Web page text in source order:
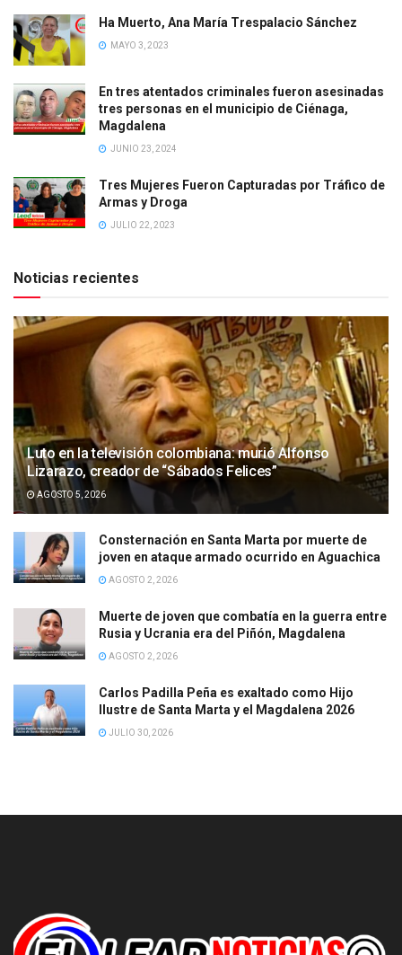
Ha Muerto, Ana María Trespalacio Sánchez
MAYO 3, 2023
En tres atentados criminales fueron asesinadas
tres personas en el municipio de Ciénaga,
Magdalena
JUNIO 23, 2024
Tres Mujeres Fueron Capturadas por Tráfico de
Armas y Droga
JULIO 22, 2023
Noticias recientes
Luto en la televisión colombiana: murió Alfonso
Lizarazo, creador de “Sábados Felices”
AGOSTO 5, 2026
Consternación en Santa Marta por muerte de
joven en ataque armado ocurrido en Aguachica
AGOSTO 2, 2026
Muerte de joven que combatía en la guerra entre
Rusia y Ucrania era del Piñón, Magdalena
AGOSTO 2, 2026
Carlos Padilla Peña es exaltado como Hijo
Ilustre de Santa Marta y el Magdalena 2026
JULIO 30, 2026